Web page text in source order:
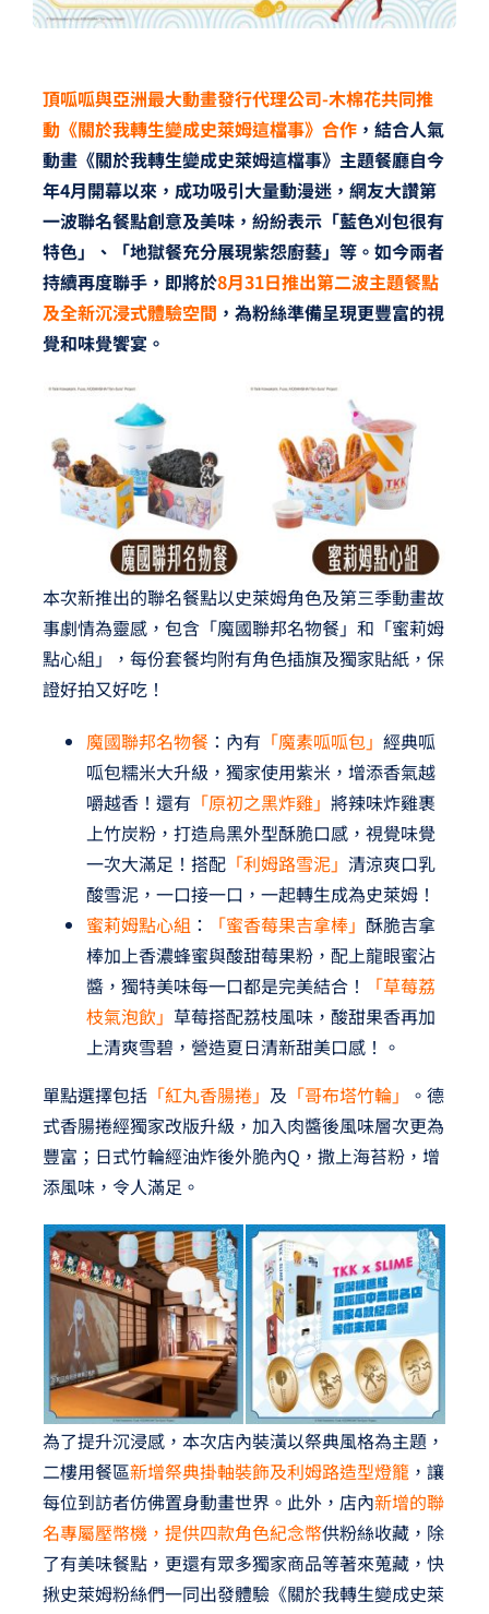
頂呱呱與亞洲最大動畫發行代理公司-木棉花共同推
動《關於我轉生變成史萊姆這檔事》合作，結合人氣
動畫《關於我轉生變成史萊姆這檔事》主題餐廳自今
年4月開幕以來，成功吸引大量動漫迷，網友大讚第
一波聯名餐點創意及美味，紛紛表示「藍色刈包很有
特色」、「地獄餐充分展現紫怨廚藝」等。如今兩者
持續再度聯手，即將於8月31日推出第二波主題餐點
及全新沉浸式體驗空間 ，為粉絲準備呈現更豐富的視
覺和味覺饗宴。
本次新推出的聯名餐點以史萊姆角色及第三季動畫故
事劇情為靈感，包含「魔國聯邦名物餐」和「蜜莉姆
點心組」，每份套餐均附有角色插旗及獨家貼紙，保
證好拍又好吃！
魔國聯邦名物餐：內有 「魔素呱呱包」 經典呱
呱包糯米大升級，獨家使用紫米，增添香氣越
嚼越香！還有 「原初之黑炸雞」 將辣味炸雞裹
上竹炭粉，打造烏黑外型酥脆口感，視覺味覺
一次大滿足！搭配「利姆路雪泥」 清涼爽口乳
酸雪泥，一口接一口，一起轉生成為史萊姆！
蜜莉姆點心組 ： 「蜜香莓果吉拿棒」 酥脆吉拿
棒加上香濃蜂蜜與酸甜莓果粉，配上龍眼蜜沾
醬，獨特美味每一口都是完美結合！
「草莓荔
枝氣泡飲」 草莓搭配荔枝風味，酸甜果香再加
上清爽雪碧，營造夏日清新甜美口感！。
單點選擇包括「紅丸香腸捲」 及 「哥布塔竹輪」
。德
式香腸捲經獨家改版升級，加入肉醬後風味層次更為
豐富；日式竹輪經油炸後外脆內Q，撒上海苔粉，增
添風味，令人滿足。
為了提升沉浸感，本次店內裝潢以祭典風格為主題，
二樓用餐區新增祭典掛軸裝飾及利姆路造型燈籠，讓
每位到訪者仿佛置身動畫世界。此外，店內新增的聯
名專屬壓幣機，提供四款角色紀念幣供粉絲收藏，除
了有美味餐點，更還有眾多獨家商品等著來蒐藏，快
揪史萊姆粉絲們一同出發體驗《關於我轉生變成史萊